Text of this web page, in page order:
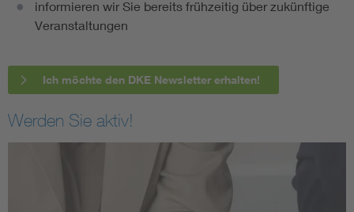
informieren wir Sie bereits frühzeitig über zukünftige
Veranstaltungen
Ich möchte den DKE Newsletter erhalten!
Werden Sie aktiv!